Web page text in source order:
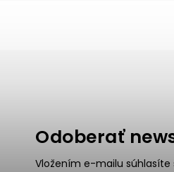
Odoberať
Vložením e-mailu súhlasíte